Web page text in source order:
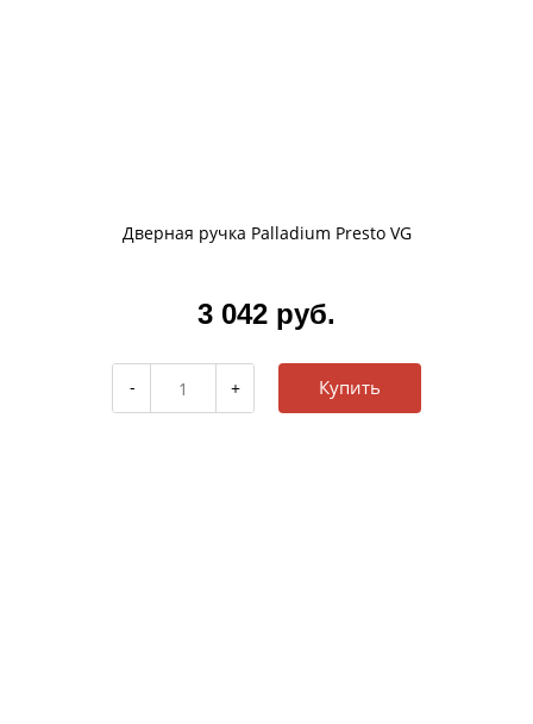
Дверная ручка Palladium Presto VG
3 042 руб.
Купить